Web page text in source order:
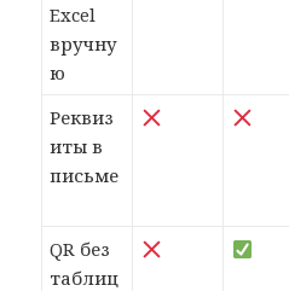
Excel
вручну
ю
Реквиз
иты в
письме
QR без
таблиц